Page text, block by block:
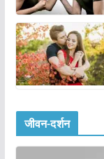
जीवन-दर्शन